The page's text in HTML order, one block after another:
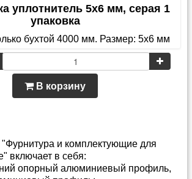
уплотнитель 5х6 мм, серая 1
упаковка
бухтой 4000 мм. Размер: 5х6 мм
В корзину
"Фурнитура и комплектующие для
включает в себя:
опорный алюминиевый профиль,